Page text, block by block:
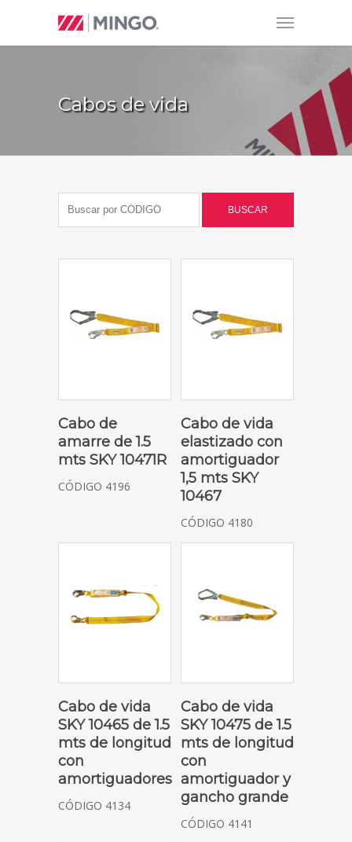
Cabos de vida
SOLICITAR COTIZACIÓN
Cabo de
amarre de 1.5
mts SKY 10471R
CÓDIGO 4196
SOLICITAR COTIZACIÓN
Cabo de vida
elastizado con
amortiguador
1,5 mts SKY
10467
CÓDIGO 4180
SOLICITAR COTIZACIÓN
Cabo de vida
SKY 10465 de 1.5
mts de longitud
con
amortiguadores
CÓDIGO 4134
SOLICITAR COTIZACIÓN
Cabo de vida
SKY 10475 de 1.5
mts de longitud
con
amortiguador y
gancho grande
CÓDIGO 4141